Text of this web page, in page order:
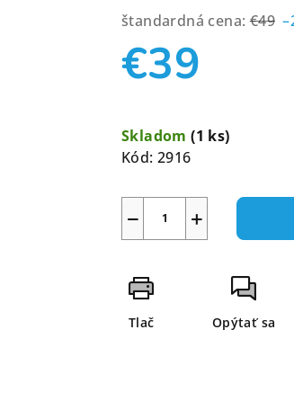
štandardná cena: €49
€39
cena:
Skladom(1 ks)
Kód: 2916
+
−
Tlač Opýtať sa